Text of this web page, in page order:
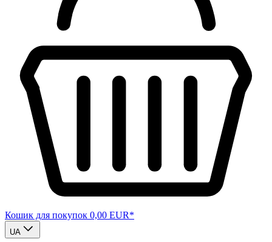
Кошик для покупок 0,00 EUR*
UA